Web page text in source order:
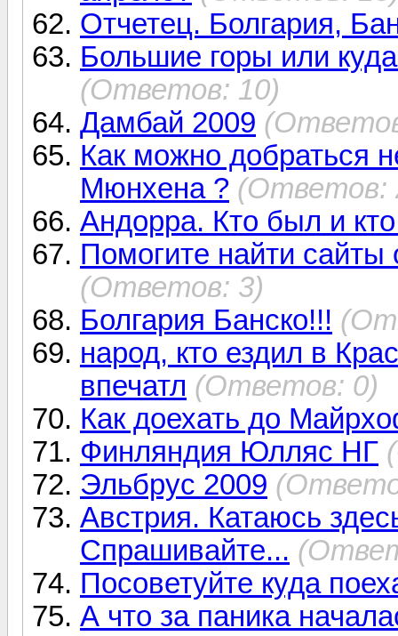
Отчетец. Болгария,
Большие горы или
(Ответов: 10)
Дамбай 2009
Как можно добраться
Мюнхена ? (Ответов:
Андорра. Кто был и
Помогите найти сайты
(Ответов: 3)
Болгария Банско!!!
народ, кто ездил в
впечатл (Ответов: 0)
Как доехать до
Финляндия Юлляс НГ
Эльбрус 2009
Австрия. Катаюсь
Спрашивайте...
Посоветуйте куда
А что за паника